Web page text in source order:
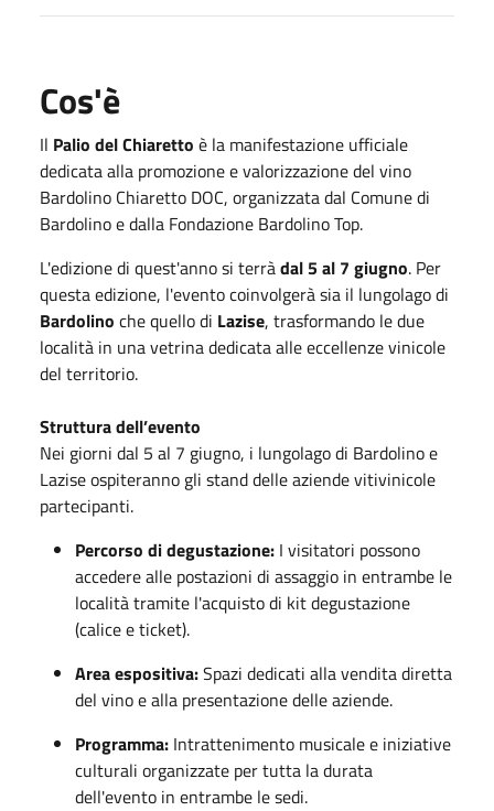
Cos'è
Il Palio del Chiaretto è la manifestazione ufficiale
dedicata alla promozione e valorizzazione del vino
Bardolino Chiaretto DOC, organizzata dal Comune di
Bardolino e dalla Fondazione Bardolino Top.
L'edizione di quest'anno si terràdal 5 al 7 giugno. Per
questa edizione, l'evento coinvolgerà sia il lungolago di
Bardolino che quello di Lazise, trasformando le due
località in una vetrina dedicata alle eccellenze vinicole
del territorio.
Struttura dell’evento
Nei giorni dal 5 al 7 giugno, i lungolago di Bardolino e
Lazise ospiteranno gli stand delle aziende vitivinicole
partecipanti.
Percorso di degustazione: I visitatori possono
accedere alle postazioni di assaggio in entrambe le
località tramite l'acquisto di kit degustazione
(calice e ticket).
Area espositiva:Spazi dedicati alla vendita diretta
del vino e alla presentazione delle aziende.
Programma: Intrattenimento musicale e iniziative
culturali organizzate per tutta la durata
dell'evento in entrambe le sedi.